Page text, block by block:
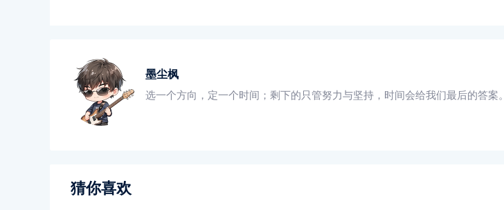
墨尘枫
选一个方向，定一个时间；剩下的只管努力与坚持，时间会给我们最后的答案。
猜你喜欢